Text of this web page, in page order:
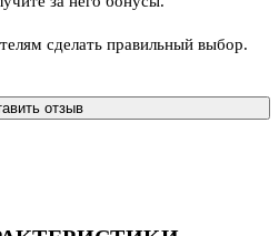
сделать правильный выбор.
отзыв